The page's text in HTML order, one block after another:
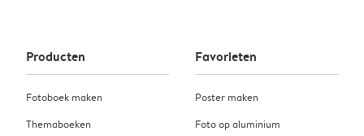
Producten
Fotoboek maken
Themaboeken
Favorieten
Poster maken
Foto op aluminium